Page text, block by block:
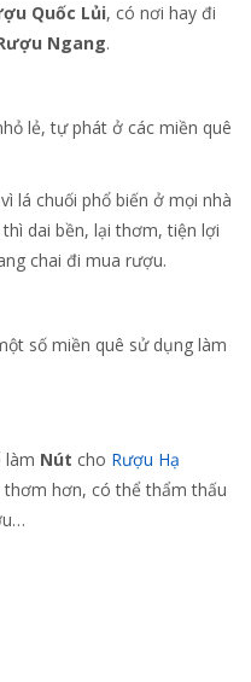
Quốc Lủi, có nơi hay đi
Ngang.
lẻ, tự phát ở các miền quê
lá chuối phổ biến ở mọi nhà
thì dai bền, lại thơm, tiện lợi
chai đi mua rượu.
số miền quê sử dụng làm
làm Nút cho Rượu Hạ
hơn, có thể thẩm thấu